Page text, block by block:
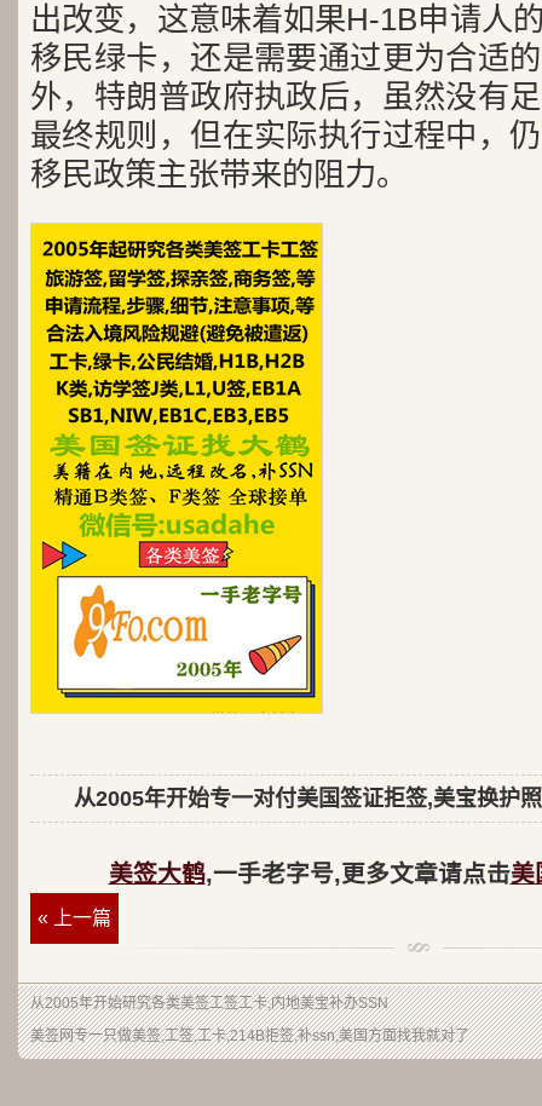
出改变，这意味着如果H-1B申请人
移民绿卡，还是需要通过更为合适
外，特朗普政府执政后，虽然没有
最终规则，但在实际执行过程中，
移民政策主张带来的阻力。
从2005年开始专一对付美国签证拒签,美宝换护
美签大鹤,一手老字号,更多文章请点击美
« 上一篇
从2005年开始研究各类美签工签工卡,内地美宝补办SSN
美签网专一只做美签,工签,工卡,214B拒签,补ssn,美国方面找我就对了